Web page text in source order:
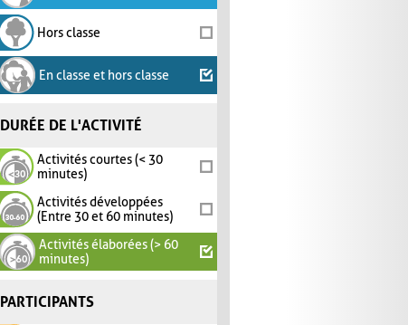
Hors classe
En classe et hors classe
DURÉE DE L'ACTIVITÉ
Activités courtes (< 30
minutes)
Activités développées
(Entre 30 et 60 minutes)
Activités élaborées (> 60
minutes)
PARTICIPANTS